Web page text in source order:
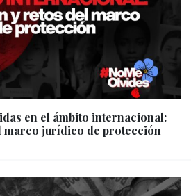
en el ámbito internacional:
marco jurídico de protección